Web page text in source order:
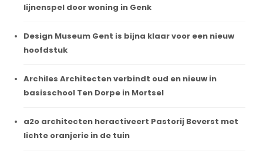
lijnenspel door woning in Genk
Design Museum Gent is bijna klaar voor een nieuw
hoofdstuk
Archiles Architecten verbindt oud en nieuw in
basisschool Ten Dorpe in Mortsel
a2o architecten heractiveert Pastorij Beverst met
lichte oranjerie in de tuin